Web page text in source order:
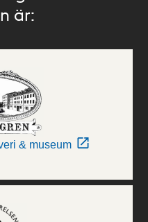
är:
& museum